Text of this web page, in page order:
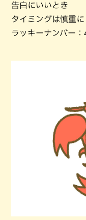
告白にいいとき
タイミングは慎重に
ラッキーナンバー：